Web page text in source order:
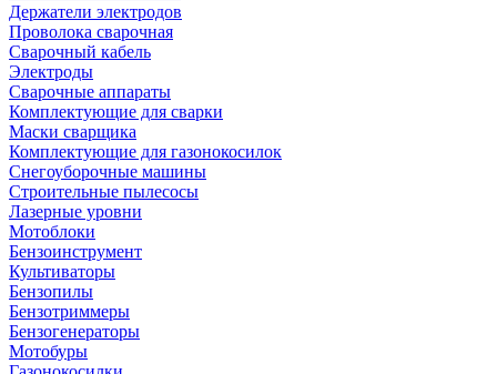
Держатели электродов
Проволока сварочная
Сварочный кабель
Электроды
Сварочные аппараты
Комплектующие для сварки
Маски сварщика
Комплектующие для газонокосилок
Снегоуборочные машины
Строительные пылесосы
Лазерные уровни
Мотоблоки
Бензоинструмент
Культиваторы
Бензопилы
Бензотриммеры
Бензогенераторы
Мотобуры